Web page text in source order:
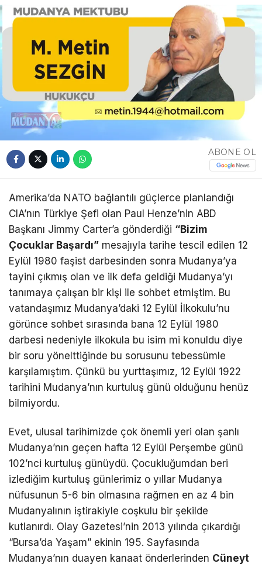
WhatsApp
İhbar Hattı
Facebook
Youtube
Telegram
YAZI DİZİSİ
YAZARLAR
ABONE OL
Amerika’da NATO bağlantılı güçlerce planlandığı
CIA’nın Türkiye Şefi olan Paul Henze’nin ABD
Başkanı Jimmy Carter’a gönderdiği “Bizim
Çocuklar Başardı” mesajıyla tarihe tescil edilen 12
Eylül 1980 faşist darbesinden sonra Mudanya’ya
tayini çıkmış olan ve ilk defa geldiği Mudanya’yı
tanımaya çalışan bir kişi ile sohbet etmiştim. Bu
vatandaşımız Mudanya’daki 12 Eylül İlkokulu’nu
görünce sohbet sırasında bana 12 Eylül 1980
darbesi nedeniyle ilkokula bu isim mi konuldu diye
bir soru yönelttiğinde bu sorusunu tebessümle
karşılamıştım. Çünkü bu yurttaşımız, 12 Eylül 1922
tarihini Mudanya’nın kurtuluş günü olduğunu henüz
bilmiyordu.
Evet, ulusal tarihimizde çok önemli yeri olan şanlı
Mudanya’nın geçen hafta 12 Eylül Perşembe günü
102’nci kurtuluş günüydü. Çocukluğumdan beri
izlediğim kurtuluş günlerimiz o yıllar Mudanya
nüfusunun 5-6 bin olmasına rağmen en az 4 bin
Mudanyalının iştirakiyle coşkulu bir şekilde
kutlanırdı. Olay Gazetesi’nin 2013 yılında çıkardığı
“Bursa’da Yaşam” ekinin 195. Sayfasında
Mudanya’nın duayen kanaat önderlerinden Cüneyt